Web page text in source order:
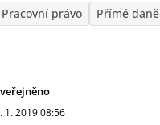
Pracovní právo Přímé daně
1. 201908:56